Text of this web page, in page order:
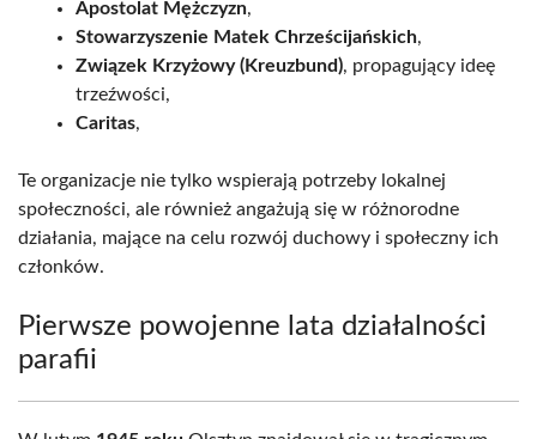
Apostolat Mężczyzn,
Stowarzyszenie Matek Chrześcijańskich,
Związek Krzyżowy (Kreuzbund), propagujący ideę
trzeźwości,
Caritas,
Te organizacje nie tylko wspierają potrzeby lokalnej
społeczności, ale również angażują się w różnorodne
działania, mające na celu rozwój duchowy i społeczny ich
członków.
Pierwsze powojenne lata działalności
parafii